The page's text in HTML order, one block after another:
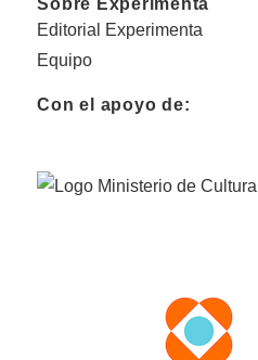
Sobre Experimenta
Editorial Experimenta
Equipo
Con el apoyo de: